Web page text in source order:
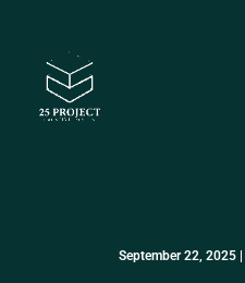
konten
September 22, 2025 |